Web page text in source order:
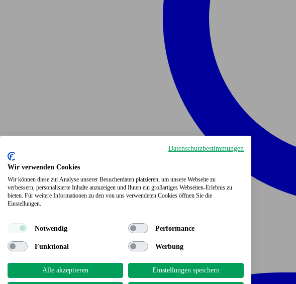
Datenschutzbestimmungen
Wir verwenden Cookies
Wir können diese zur Analyse unserer Besucherdaten platzieren, um unsere Webseite zu
verbessern, personalisierte Inhalte anzuzeigen und Ihnen ein großartiges Webseiten-Erlebnis zu
bieten. Für weitere Informationen zu den von uns verwendeten Cookies öffnen Sie die
Einstellungen.
Notwendig Performance
Funktional Werbung
Alle akzeptieren Einstellungen speichern